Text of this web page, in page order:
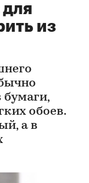
из
бумаги,
обоев.
а в